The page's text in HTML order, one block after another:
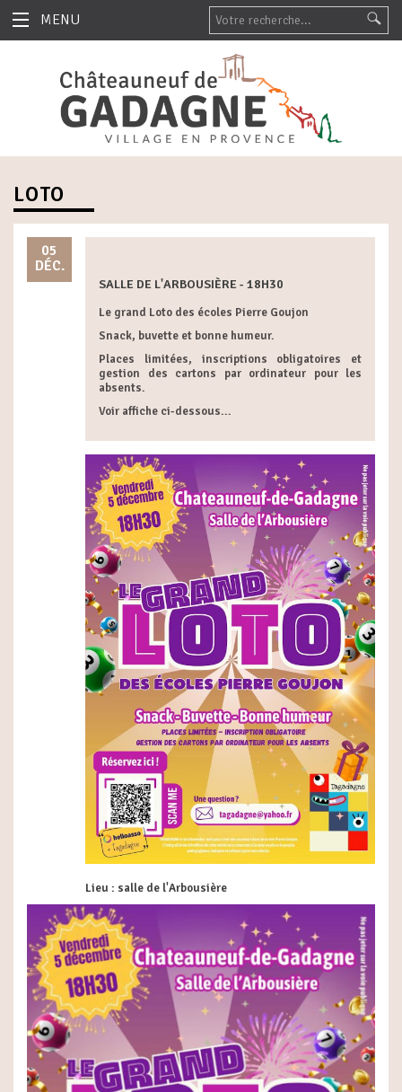
MENU
LOTO
05
DÉC.
SALLE DE L'ARBOUSIÈRE - 18H30
Le grand Loto des écoles Pierre Goujon
Snack, buvette et bonne humeur.
Places limitées, inscriptions obligatoires et
gestion des cartons par ordinateur pour les
absents.
Voir affiche ci-dessous...
Lieu : salle de l'Arbousière